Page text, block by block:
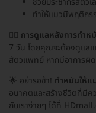
ทำให้แมวมีพฤติกร
👩‍⚕️ การดูแลหลังการทำห
7 วัน โดยคุณจะต้องดูแลแ
สัตวแพทย์ หากมีอาการ
🌟 อย่ารอช้า! ทำหมันให้
อนาคตและสร้างชีวิตที่มี
กับเราง่ายๆ ได้ที่